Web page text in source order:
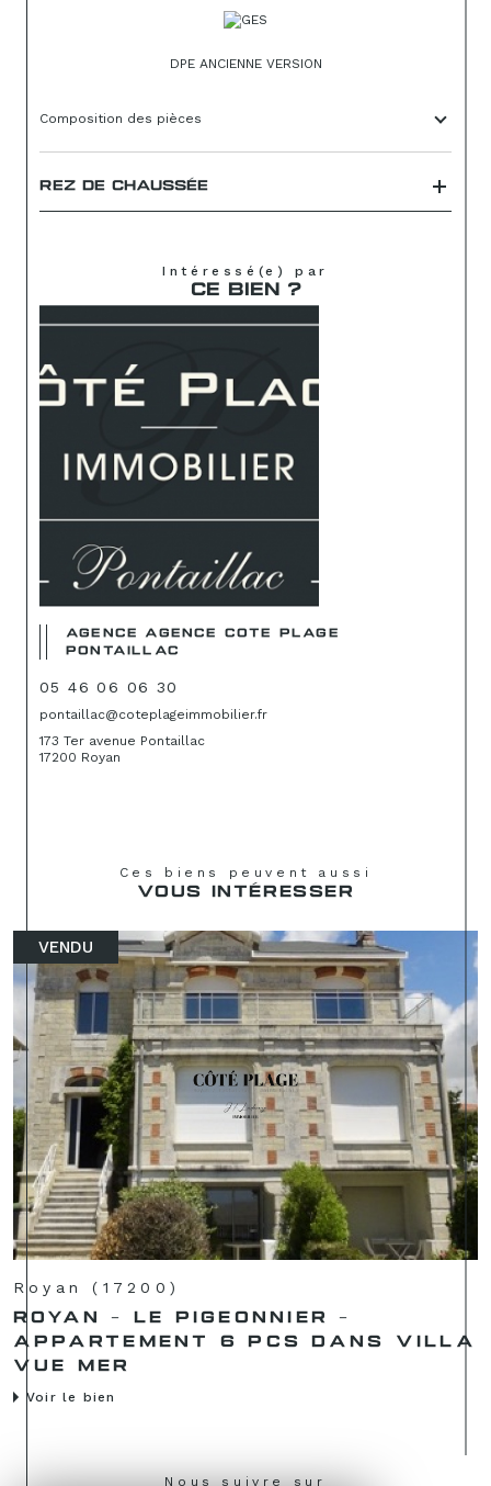
DPE ANCIENNE VERSION
Composition des pièces
REZ DE CHAUSSÉE
Intéressé(e) par
CE BIEN ?
AGENCE AGENCE COTE PLAGE
PONTAILLAC
05 46 06 06 30
pontaillac@coteplageimmobilier.fr
173 Ter avenue Pontaillac
17200 Royan
Ces biens peuvent aussi
VOUS INTÉRESSER
VENDU
Royan (17200)
ROYAN - LE PIGEONNIER -
APPARTEMENT 6 PCS DANS VILLA
VUE MER
Voir le bien
Nous suivre sur